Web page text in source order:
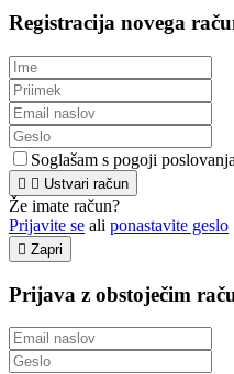
Registracija novega
Soglašam s pogoji poslovanja
  Ustvari račun
Že imate račun?
Prijavite se ali ponastavite geslo
 Zapri
Prijava z obstoječim